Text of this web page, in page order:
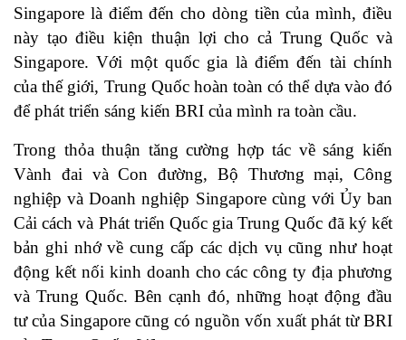
Singapore là điểm đến cho dòng tiền của mình, điều
này tạo điều kiện thuận lợi cho cả Trung Quốc và
Singapore. Với một quốc gia là điểm đến tài chính
của thế giới, Trung Quốc hoàn toàn có thể dựa vào đó
để phát triển sáng kiến BRI của mình ra toàn cầu.
Trong thỏa thuận tăng cường hợp tác về sáng kiến
Vành đai và Con đường, Bộ Thương mại, Công
nghiệp và Doanh nghiệp Singapore cùng với Ủy ban
Cải cách và Phát triển Quốc gia Trung Quốc đã ký kết
bản ghi nhớ về cung cấp các dịch vụ cũng như hoạt
động kết nối kinh doanh cho các công ty địa phương
và Trung Quốc. Bên cạnh đó, những hoạt động đầu
tư của Singapore cũng có nguồn vốn xuất phát từ BRI